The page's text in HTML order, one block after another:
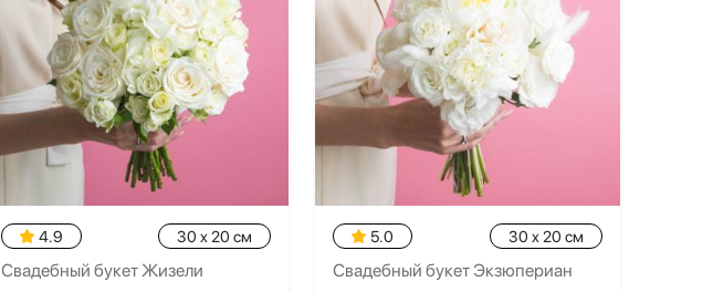
4.9 30 x 20 см
Свадебный букет Жизели
5.0 30 x 20 см
Свадебный букет Экзюпериан